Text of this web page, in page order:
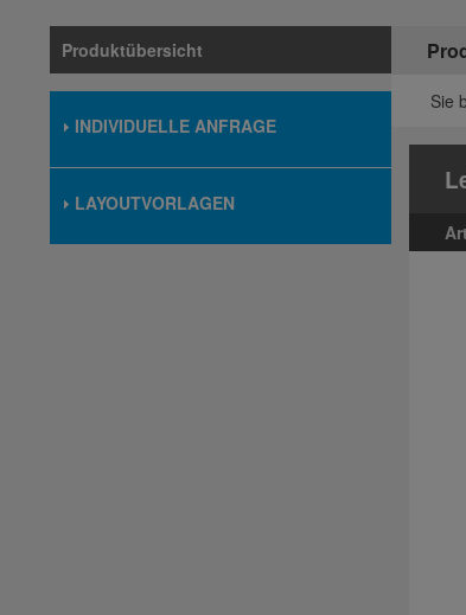
Produktübersicht
INDIVIDUELLE ANFRAGE
LAYOUTVORLAGEN
Sie